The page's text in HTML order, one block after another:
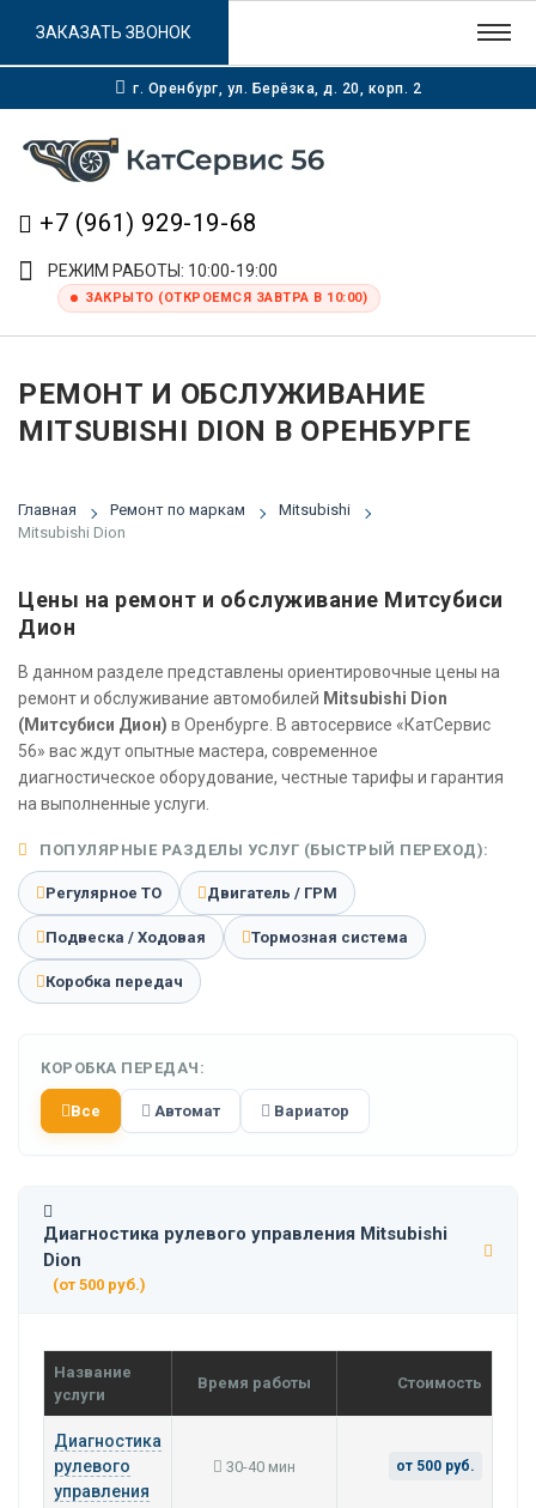
г. Оренбург, ул. Берёзка, д. 20, корп. 2
+7 (961) 929-19-68
РЕЖИМ РАБОТЫ: 10:00-19:00
ЗАКРЫТО (ОТКРОЕМСЯ ЗАВТРА В 10:00)
ЗАКАЗАТЬ ЗВОНОК
РЕМОНТ И ОБСЛУЖИВАНИЕ
MITSUBISHI DION В ОРЕНБУРГЕ
Главная Ремонт по маркам
Mitsubishi
Mitsubishi Dion
Цены на ремонт и обслуживание Митсубиси
Дион
В данном разделе представлены ориентировочные цены на
ремонт и обслуживание автомобилей Mitsubishi Dion
(Митсубиси Дион) в Оренбурге. В автосервисе «КатСервис
56» вас ждут опытные мастера, современное
диагностическое оборудование, честные тарифы и гарантия
на выполненные услуги.
ПОПУЛЯРНЫЕ РАЗДЕЛЫ УСЛУГ (БЫСТРЫЙ ПЕРЕХОД):
Регулярное ТО Двигатель / ГРМ
Подвеска / Ходовая Тормозная система
Коробка передач
КОРОБКА ПЕРЕДАЧ:
Все Автомат Вариатор
Диагностика рулевого управления Mitsubishi
Dion
(от 500 руб.)
Название
услуги
Время работы Стоимость
Диагностика
рулевого
управления
30-40 мин от 500 руб.